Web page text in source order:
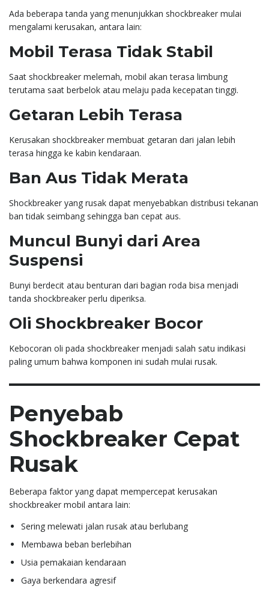
Ada beberapa tanda yang menunjukkan shockbreaker mulai
mengalami kerusakan, antara lain:
Mobil Terasa Tidak Stabil
Saat shockbreaker melemah, mobil akan terasa limbung
terutama saat berbelok atau melaju pada kecepatan tinggi.
Getaran Lebih Terasa
Kerusakan shockbreaker membuat getaran dari jalan lebih
terasa hingga ke kabin kendaraan.
Ban Aus Tidak Merata
Shockbreaker yang rusak dapat menyebabkan distribusi tekanan
ban tidak seimbang sehingga ban cepat aus.
Muncul Bunyi dari Area
Suspensi
Bunyi berdecit atau benturan dari bagian roda bisa menjadi
tanda shockbreaker perlu diperiksa.
Oli Shockbreaker Bocor
Kebocoran oli pada shockbreaker menjadi salah satu indikasi
paling umum bahwa komponen ini sudah mulai rusak.
Penyebab
Shockbreaker Cepat
Rusak
Beberapa faktor yang dapat mempercepat kerusakan
shockbreaker mobil antara lain:
Sering melewati jalan rusak atau berlubang
Membawa beban berlebihan
Usia pemakaian kendaraan
Gaya berkendara agresif